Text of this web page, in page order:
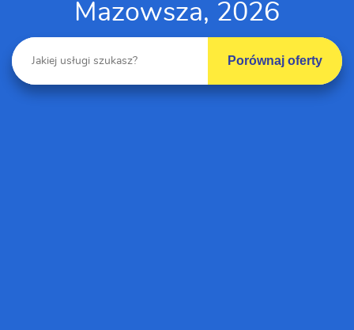
Mazowsza, 2026
Porównaj oferty